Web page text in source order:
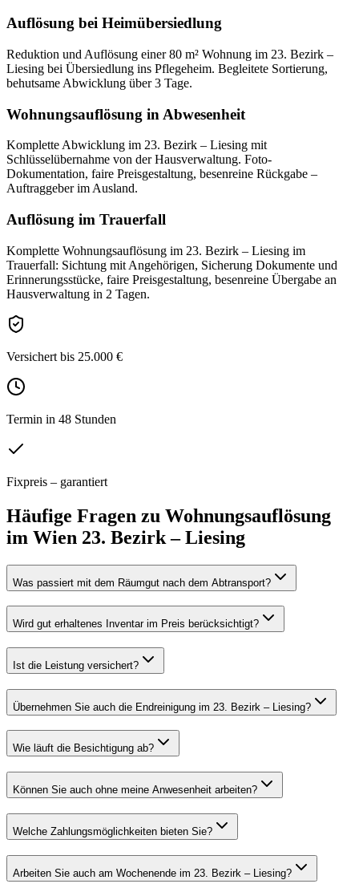
Auflösung bei Heimübersiedlung
Reduktion und Auflösung einer 80 m² Wohnung im 23. Bezirk –
Liesing bei Übersiedlung ins Pflegeheim. Begleitete Sortierung,
behutsame Abwicklung über 3 Tage.
Wohnungsauflösung in Abwesenheit
Komplette Abwicklung im 23. Bezirk – Liesing mit
Schlüsselübernahme von der Hausverwaltung. Foto-
Dokumentation, faire Preisgestaltung, besenreine Rückgabe –
Auftraggeber im Ausland.
Auflösung im Trauerfall
Komplette Wohnungsauflösung im 23. Bezirk – Liesing im
Trauerfall: Sichtung mit Angehörigen, Sicherung Dokumente und
Erinnerungsstücke, faire Preisgestaltung, besenreine Übergabe an
Hausverwaltung in 2 Tagen.
Versichert bis 25.000 €
Termin in 48 Stunden
Fixpreis – garantiert
Häufige Fragen zu Wohnungsauflösung
im Wien 23. Bezirk – Liesing
Was passiert mit dem Räumgut nach dem Abtransport?
Wird gut erhaltenes Inventar im Preis berücksichtigt?
Ist die Leistung versichert?
Übernehmen Sie auch die Endreinigung im 23. Bezirk – Liesing?
Wie läuft die Besichtigung ab?
Können Sie auch ohne meine Anwesenheit arbeiten?
Welche Zahlungsmöglichkeiten bieten Sie?
Arbeiten Sie auch am Wochenende im 23. Bezirk – Liesing?